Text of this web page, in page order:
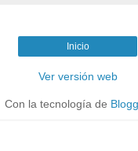
Inicio
Ver versión web
Con la tecnología de